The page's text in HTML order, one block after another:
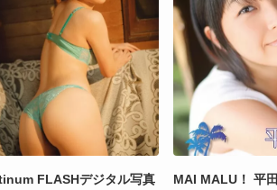
FLASHデジタル写真
MAI MALU！ 平